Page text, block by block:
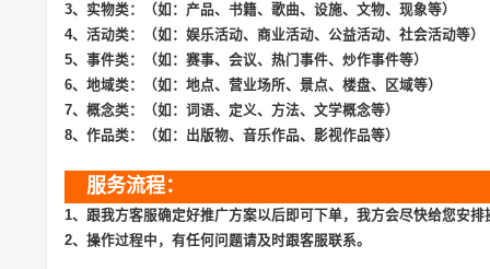
3、实物类：（如：产品、书籍、歌曲、设施、文物、现象等）
4、活动类：（如：娱乐活动、商业活动、公益活动、社会活动等）
5、事件类：（如：赛事、会议、热门事件、炒作事件等）
6、地域类：（如：地点、营业场所、景点、楼盘、区域等）
7、概念类：（如：词语、定义、方法、文学概念等）
8、作品类：（如：出版物、音乐作品、影视作品等）
服务流程：
1、跟我方客服确定好推广方案以后即可下单，我方会尽快给您安排
2、操作过程中，有任何问题请及时跟客服联系。